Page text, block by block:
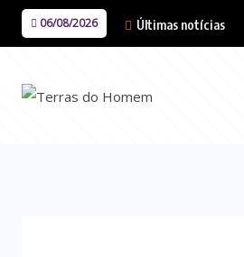
06/08/2026 Últimas notícias